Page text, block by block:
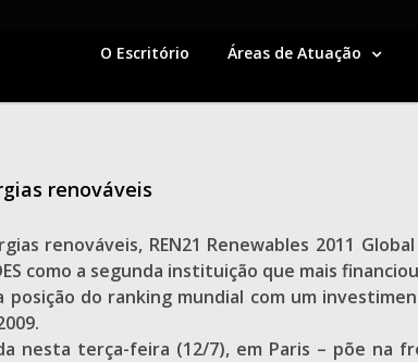
O Escritório Áreas de Atuação
renováveis
renováveis, REN21 Renewables 2011
como a segunda instituição que mais
do ranking mundial com um
terça-feira (12/7), em Paris – põe na